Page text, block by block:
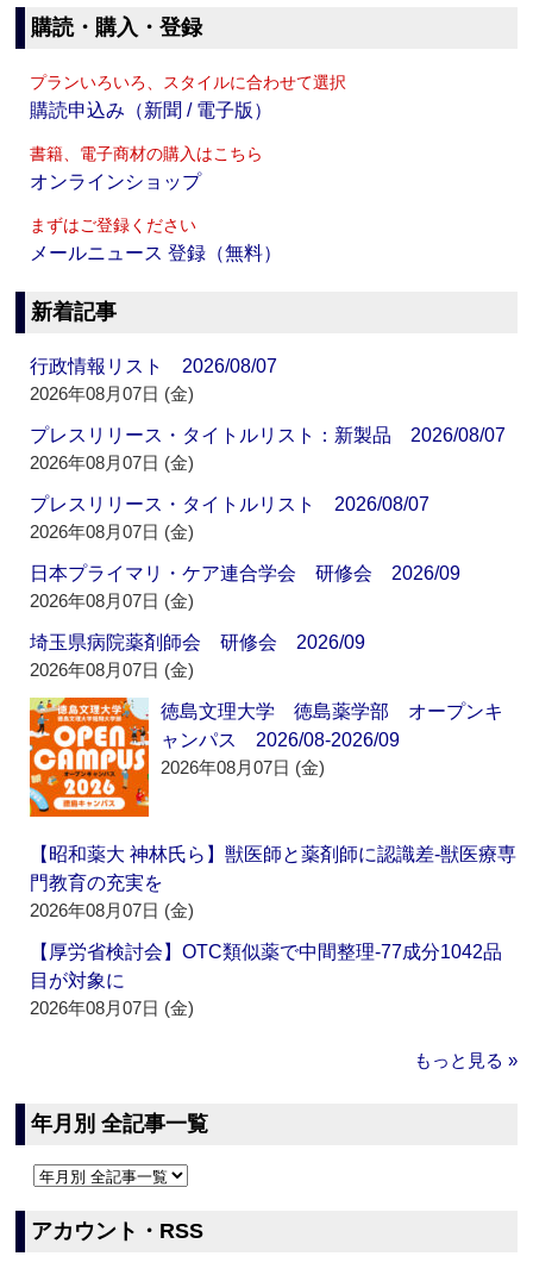
購読・購入・登録
プランいろいろ、スタイルに合わせて選択
購読申込み（新聞 / 電子版）
書籍、電子商材の購入はこちら
オンラインショップ
まずはご登録ください
メールニュース 登録（無料）
新着記事
行政情報リスト 2026/08/07
2026年08月07日 (金)
プレスリリース・タイトルリスト：新製品 2026/08/07
2026年08月07日 (金)
プレスリリース・タイトルリスト 2026/08/07
2026年08月07日 (金)
日本プライマリ・ケア連合学会 研修会 2026/09
2026年08月07日 (金)
埼玉県病院薬剤師会 研修会 2026/09
2026年08月07日 (金)
徳島文理大学 徳島薬学部 オープンキ
ャンパス 2026/08-2026/09
2026年08月07日 (金)
【昭和薬大 神林氏ら】獣医師と薬剤師に認識差‐獣医療専
門教育の充実を
2026年08月07日 (金)
【厚労省検討会】OTC類似薬で中間整理‐77成分1042品
目が対象に
2026年08月07日 (金)
もっと見る »
年月別 全記事一覧
アカウント・RSS